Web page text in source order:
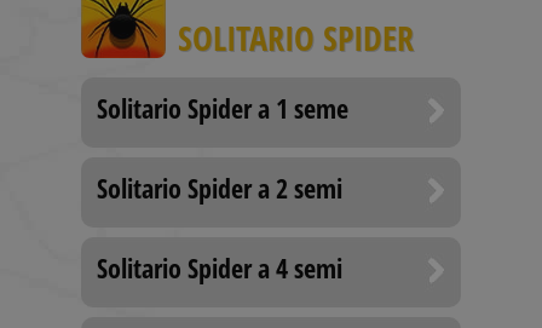
SOLITARIO SPIDER
Solitario Spider a 1 seme
Solitario Spider a 2 semi
Solitario Spider a 4 semi